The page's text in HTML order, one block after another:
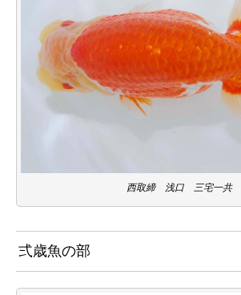
西取締 浅口 三宅一共
弍歳魚の部